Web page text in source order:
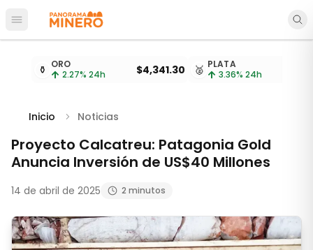
Abrir menú principal
Cotizaciones de metales actualizadas cada 15
⚱️ ORO
2.27% 24h $4,341.30 🥈 PLATA
3.36% 24h
Inicio Noticias
Proyecto Calcatreu: Patagonia Gold
Anuncia Inversión de US$40 Millones
14 de abril de 2025 2 minutos